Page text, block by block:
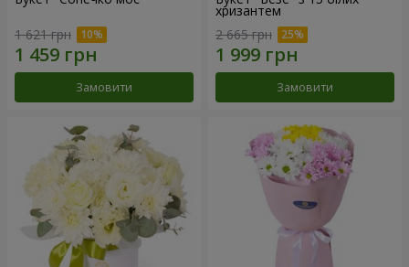
1 621 грн
Замовити
хризантем
2 665 грн
Замовити